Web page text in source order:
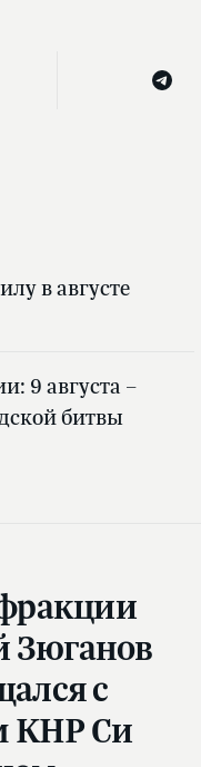
в августе
9 августа –
битвы
Зюганов
с
КНР Си